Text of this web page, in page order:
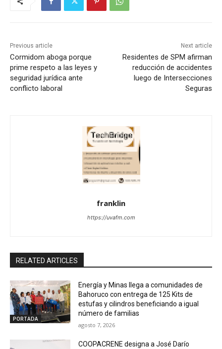
Previous article
Cormidom aboga porque
prime respeto a las leyes y
seguridad jurídica ante
conflicto laboral
Next article
Residentes de SPM afirman
reducción de accidentes
luego de Intersecciones
Seguras
franklin
https://uvafm.com
RELATED ARTICLES
PORTADA
Energía y Minas llega a comunidades de
Bahoruco con entrega de 125 Kits de
estufas y cilindros beneficiando a igual
número de familias
agosto 7, 2026
COOPACRENE designa a José Darío